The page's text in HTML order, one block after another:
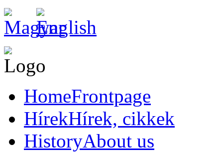
HomeFrontpage
HírekHírek, cikkek
HistoryAbout us